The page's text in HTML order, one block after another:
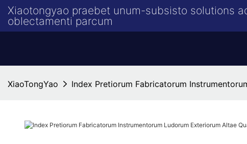
Xiaotongyao praebet unum-subsisto solutions
oblectamenti parcum
XiaoTongYao Index Pretiorum Fabricatorum